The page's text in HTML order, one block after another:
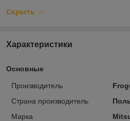
Скрыть
Характеристики
Основные
Производитель
Страна производитель
Марка